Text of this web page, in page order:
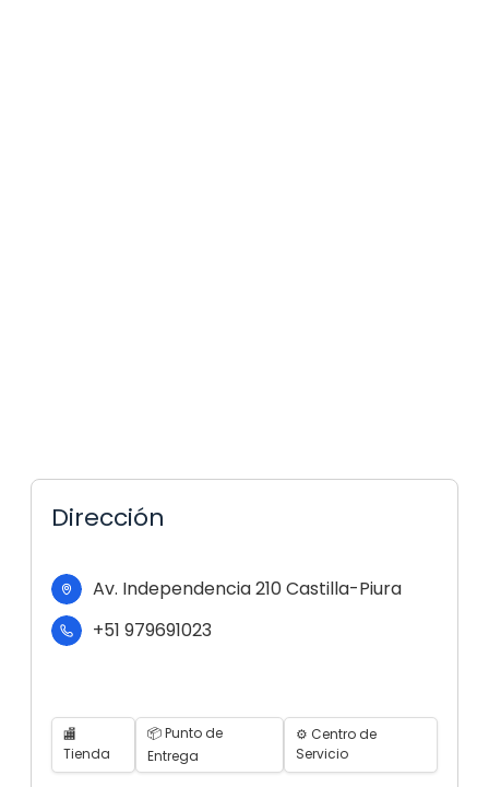
Dirección
Av. Independencia 210 Castilla-Piura
+51 979691023
🏬
Tienda
📦 Punto de
Entrega
⚙️ Centro de
Servicio